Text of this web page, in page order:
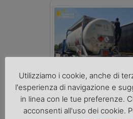
Benzina spacciata per
sequestrata a Padova
Le Fiamme Gialle del
di Padova hanno sottoposto
preventivo 33mila litri di
Utilizziamo i cookie, anche di
l'esperienza di navigazione e
in linea con le tue preferenze.
acconsenti all'uso dei cookie.